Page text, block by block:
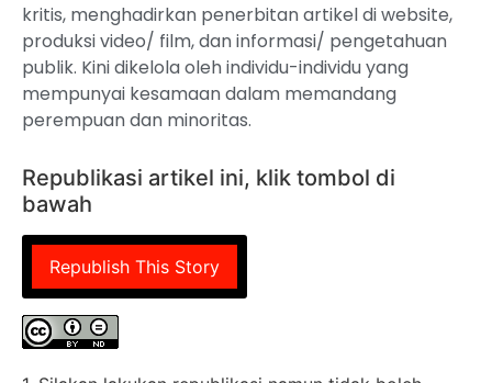
kritis, menghadirkan penerbitan artikel di website,
produksi video/ film, dan informasi/ pengetahuan
publik. Kini dikelola oleh individu-individu yang
mempunyai kesamaan dalam memandang
perempuan dan minoritas.
Republikasi artikel ini, klik tombol di
bawah
Republish This Story